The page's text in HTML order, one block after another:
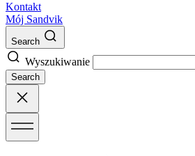
Kontakt
Mój Sandvik
Search
Wyszukiwanie
Search